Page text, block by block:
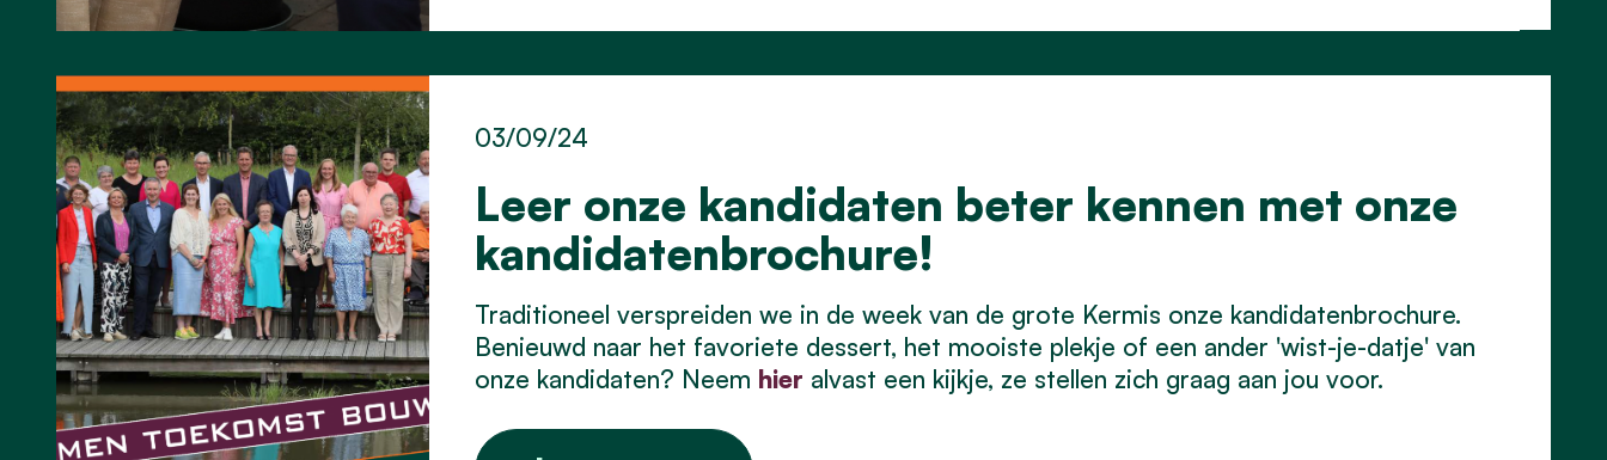
Leer onze kandidaten beter kennen met onze
kandidatenbrochure!
03/09/24
Traditioneel verspreiden we in de week van de grote Kermis onze kandidatenbrochure.
Benieuwd naar het favoriete dessert, het mooiste plekje of een ander 'wist-je-datje' van
onze kandidaten? Neem hier alvast een kijkje, ze stellen zich graag aan jou voor.